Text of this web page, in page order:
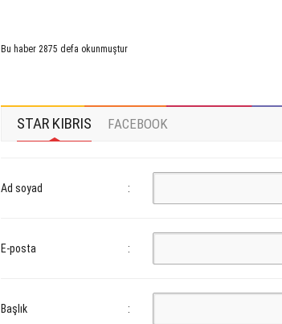
Bu haber 2875 defa okunmuştur
STAR KIBRIS FACEBOOK
Ad soyad :
E-posta :
Başlık :